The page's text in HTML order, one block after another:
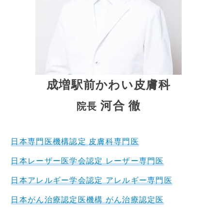
成増駅前かわい皮膚科
院長 河合 徹
日本専門医機構認定 皮膚科専門医
日本レーザー医学会認定 レーザー専門医
日本アレルギー学会認定 アレルギー専門医
日本がん治療認定医機構 がん治療認定医